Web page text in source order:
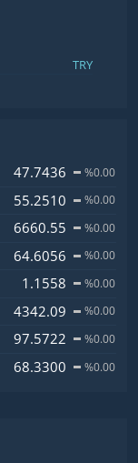
TRY
47.7436 %0.00
55.2510 %0.00
6660.55 %0.00
64.6056 %0.00
1.1558 %0.00
4342.09 %0.00
97.5722 %0.00
68.3300 %0.00